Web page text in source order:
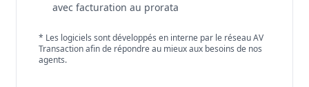
avec facturation au prorata
* Les logiciels sont développés en interne par le réseau AV
Transaction afin de répondre au mieux aux besoins de nos
agents.